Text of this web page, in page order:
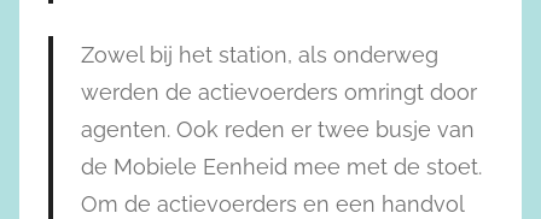
Zowel bij het station, als onderweg
werden de actievoerders omringt door
agenten. Ook reden er twee busje van
de Mobiele Eenheid mee met de stoet.
Om de actievoerders en een handvol